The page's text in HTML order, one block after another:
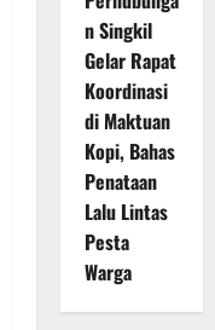
n Singkil
Gelar Rapat
Koordinasi
di Maktuan
Kopi, Bahas
Penataan
Lalu Lintas
Pesta
Warga